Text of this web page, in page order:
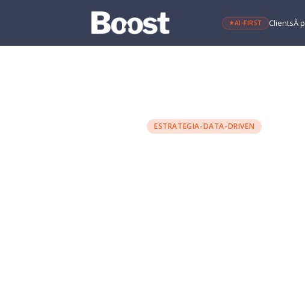
AI-FIRST ClientsÀ
ESTRATEGIA-DATA-DRIVEN